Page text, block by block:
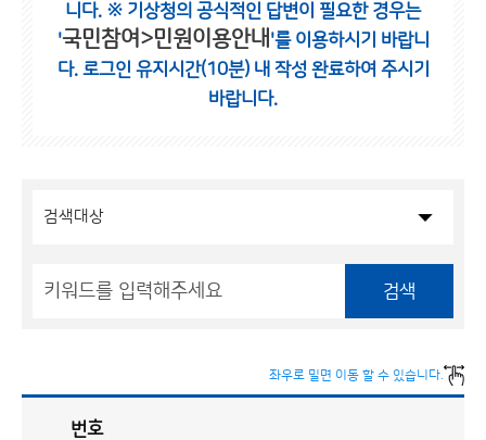
니다. ※ 기상청의 공식적인 답변이 필요한 경우는
'국민참여>민원이용안내 '를 이용하시기 바랍니
다. 로그인 유지시간(10분) 내 작성 완료하여 주시기
바랍니다.
검색
좌우로 밀면 이동 할 수 있습니다.
번호